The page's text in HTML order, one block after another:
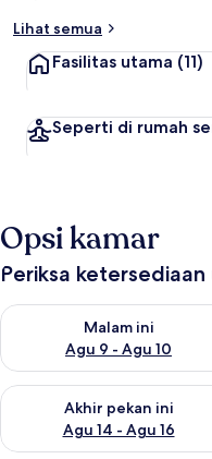
Lihat semua
Fasilitas utama (11)
Seperti di rumah
Opsi kamar
Periksa
Malam ini
Agu 9 - Agu 10
Periksa ketersediaan untuk
Akhir pekan ini
Agu 14 - Agu 16
Periksa ketersediaan untuk